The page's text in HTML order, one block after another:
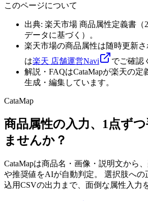
このページについて
出典: 楽天市場 商品属性定義書（
データに基づく）。
楽天市場の商品属性は随時更新
は楽天 店舗運営Navi
でご確認
解説・FAQはCataMapが楽天の
生成・編集しています。
CataMap
商品属性の入力、1点ず
ませんか？
CataMapは商品名・画像・説明文から
や推奨値をAIが自動判定。 選択肢への
込用CSVの出力まで、面倒な属性入力